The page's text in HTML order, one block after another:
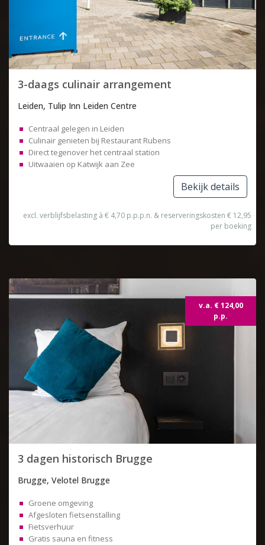
3-daags culinair arrangement
Leiden, Tulip Inn Leiden Centre
Centraal gelegen in Leiden
Culinair genieten bij Restaurant Rubens
Direct tegenover het centraal station
Uitwaaien op Katwijk aan Zee
Bekijk details
excl. verblijfsbelasting à € 4,70 p.p.p.n. & reserveringskosten € 12,95
per boeking
v.a. € 124,00
p.p.
Topdeal
3 dagen historisch Brugge
Brugge, Velotel Brugge
Groene omgeving
Afgesloten fietsenstalling
Fietsverhuur
Gratis sauna en fitness